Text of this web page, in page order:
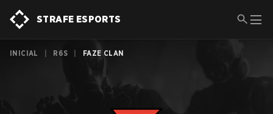
STRAFE ESPORTS
INICIAL R6S FAZE CLAN